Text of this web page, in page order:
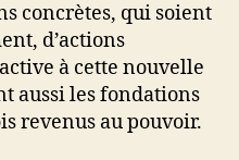
concrètes, qui soient
d’actions
à cette nouvelle
aussi les fondations
revenus au pouvoir.